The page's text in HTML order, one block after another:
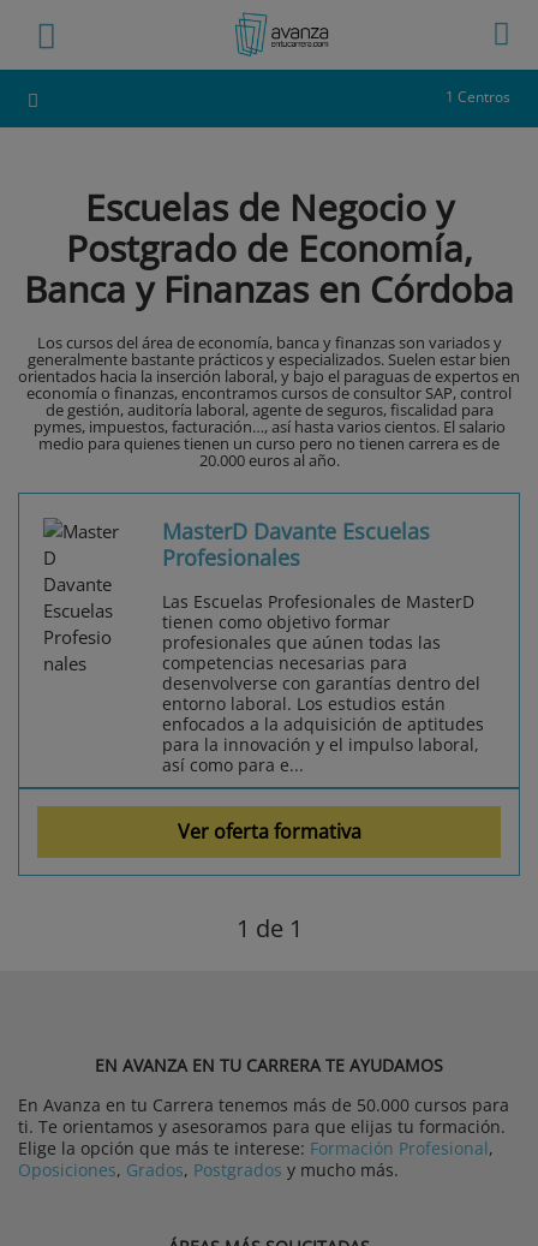
1 Centros
Escuelas de Negocio y
Postgrado de Economía,
Banca y Finanzas en Córdoba
Los cursos del área de economía, banca y finanzas son variados y
generalmente bastante prácticos y especializados. Suelen estar bien
orientados hacia la inserción laboral, y bajo el paraguas de expertos en
economía o finanzas, encontramos cursos de consultor SAP, control
de gestión, auditoría laboral, agente de seguros, fiscalidad para
pymes, impuestos, facturación…, así hasta varios cientos. El salario
medio para quienes tienen un curso pero no tienen carrera es de
20.000 euros al año.
MasterD Davante Escuelas
Profesionales
Las Escuelas Profesionales de MasterD
tienen como objetivo formar
profesionales que aúnen todas las
competencias necesarias para
desenvolverse con garantías dentro del
entorno laboral. Los estudios están
enfocados a la adquisición de aptitudes
para la innovación y el impulso laboral,
así como para e...
Ver oferta formativa
1 de 1
EN AVANZA EN TU CARRERA TE AYUDAMOS
En Avanza en tu Carrera tenemos más de 50.000 cursos para
ti. Te orientamos y asesoramos para que elijas tu formación.
Elige la opción que más te interese: Formación Profesional,
Oposiciones, Grados, Postgrados y mucho más.